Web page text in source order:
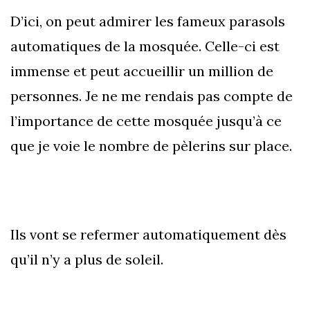
D’ici, on peut admirer les fameux parasols
automatiques de la mosquée. Celle-ci est
immense et peut accueillir un million de
personnes. Je ne me rendais pas compte de
l’importance de cette mosquée jusqu’à ce
que je voie le nombre de pèlerins sur place.
Ils vont se refermer automatiquement dès
qu’il n’y a plus de soleil.